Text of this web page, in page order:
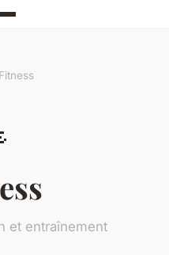
et entraînement